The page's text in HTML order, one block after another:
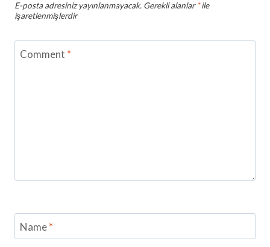
E-posta adresiniz yayınlanmayacak. Gerekli alanlar*ile
işaretlenmişlerdir
Comment *
Name*